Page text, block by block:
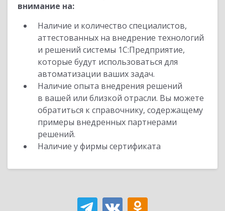
внимание на:
Наличие и количество специалистов,
аттестованных на внедрение технологий
и решений системы 1С:Предприятие,
которые будут использоваться для
автоматизации ваших задач.
Наличие опыта внедрения решений
в вашей или близкой отрасли. Вы можете
обратиться к справочнику, содержащему
примеры внедренных партнерами
решений.
Наличие у фирмы сертификата